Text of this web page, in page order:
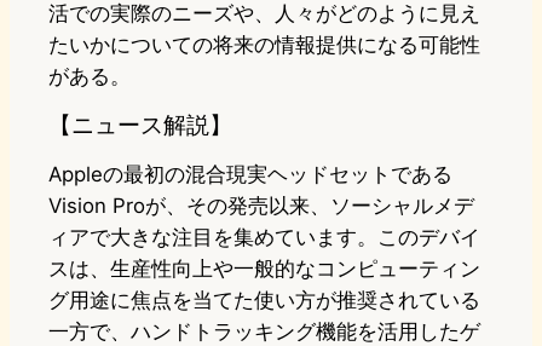
活での実際のニーズや、人々がどのように見え
たいかについての将来の情報提供になる可能性
がある。
【ニュース解説】
Appleの最初の混合現実ヘッドセットである
Vision Proが、その発売以来、ソーシャルメデ
ィアで大きな注目を集めています。このデバイ
スは、生産性向上や一般的なコンピューティン
グ用途に焦点を当てた使い方が推奨されている
一方で、ハンドトラッキング機能を活用したゲ